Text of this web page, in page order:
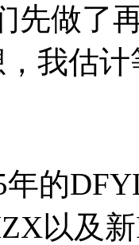
先做了
我估
DFYL
以及